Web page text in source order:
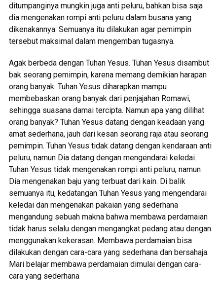
ditumpanginya mungkin juga anti peluru, bahkan bisa saja
dia mengenakan rompi anti peluru dalam busana yang
dikenakannya. Semuanya itu dilakukan agar pemimpin
tersebut maksimal dalam mengemban tugasnya.
Agak berbeda dengan Tuhan Yesus. Tuhan Yesus disambut
bak seorang pemimpin, karena memang demikian harapan
orang banyak. Tuhan Yesus diharapkan mampu
membebaskan orang banyak dari penjajahan Romawi,
sehingga suasana damai tercipta. Namun apa yang dilihat
orang banyak? Tuhan Yesus datang dengan keadaan yang
amat sederhana, jauh dari kesan seorang raja atau seorang
pemimpin. Tuhan Yesus tidak datang dengan kendaraan anti
peluru, namun Dia datang dengan mengendarai keledai.
Tuhan Yesus tidak mengenakan rompi anti peluru, namun
Dia mengenakan baju yang terbuat dari kain. Di balik
semuanya itu, kedatangan Tuhan Yesus yang mengendarai
keledai dan mengenakan pakaian yang sederhana
mengandung sebuah makna bahwa membawa perdamaian
tidak harus selalu dengan mengangkat pedang atau dengan
menggunakan kekerasan. Membawa perdamaian bisa
dilakukan dengan cara-cara yang sederhana dan bersahaja.
Mari belajar membawa perdamaian dimulai dengan cara-
cara yang sederhana